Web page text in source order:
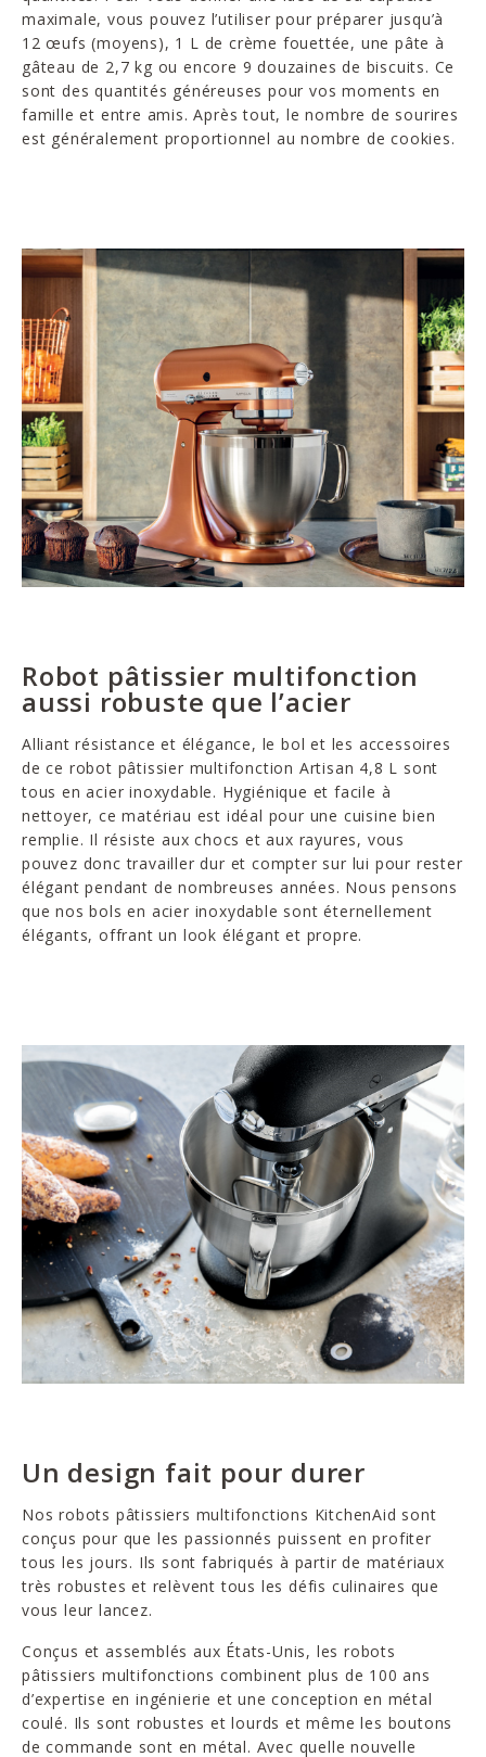
maximale, vous pouvez l’utiliser pour préparer jusqu’à
12 œufs (moyens), 1 L de crème fouettée, une pâte à
gâteau de 2,7 kg ou encore 9 douzaines de biscuits. Ce
sont des quantités généreuses pour vos moments en
famille et entre amis. Après tout, le nombre de sourires
est généralement proportionnel au nombre de cookies.
Robot pâtissier multifonction
aussi robuste que l’acier
Alliant résistance et élégance, le bol et les accessoires
de ce robot pâtissier multifonction Artisan 4,8 L sont
tous en acier inoxydable. Hygiénique et facile à
nettoyer, ce matériau est idéal pour une cuisine bien
remplie. Il résiste aux chocs et aux rayures, vous
pouvez donc travailler dur et compter sur lui pour rester
élégant pendant de nombreuses années. Nous pensons
que nos bols en acier inoxydable sont éternellement
élégants, offrant un look élégant et propre.
Un design fait pour durer
Nos robots pâtissiers multifonctions KitchenAid sont
conçus pour que les passionnés puissent en profiter
tous les jours. Ils sont fabriqués à partir de matériaux
très robustes et relèvent tous les défis culinaires que
vous leur lancez.
Conçus et assemblés aux États-Unis, les robots
pâtissiers multifonctions combinent plus de 100 ans
d’expertise en ingénierie et une conception en métal
coulé. Ils sont robustes et lourds et même les boutons
de commande sont en métal. Avec quelle nouvelle